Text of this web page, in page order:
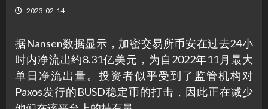
2023-02-14
据Nansen数据显示，加密交易所币安在过去24小
时内净流出约8.31亿美元，为自2022年11月最大
单日净流出量。投资者似乎受到了监管机构对
Paxos发行的BUSD稳定币的打击，因此正在减少